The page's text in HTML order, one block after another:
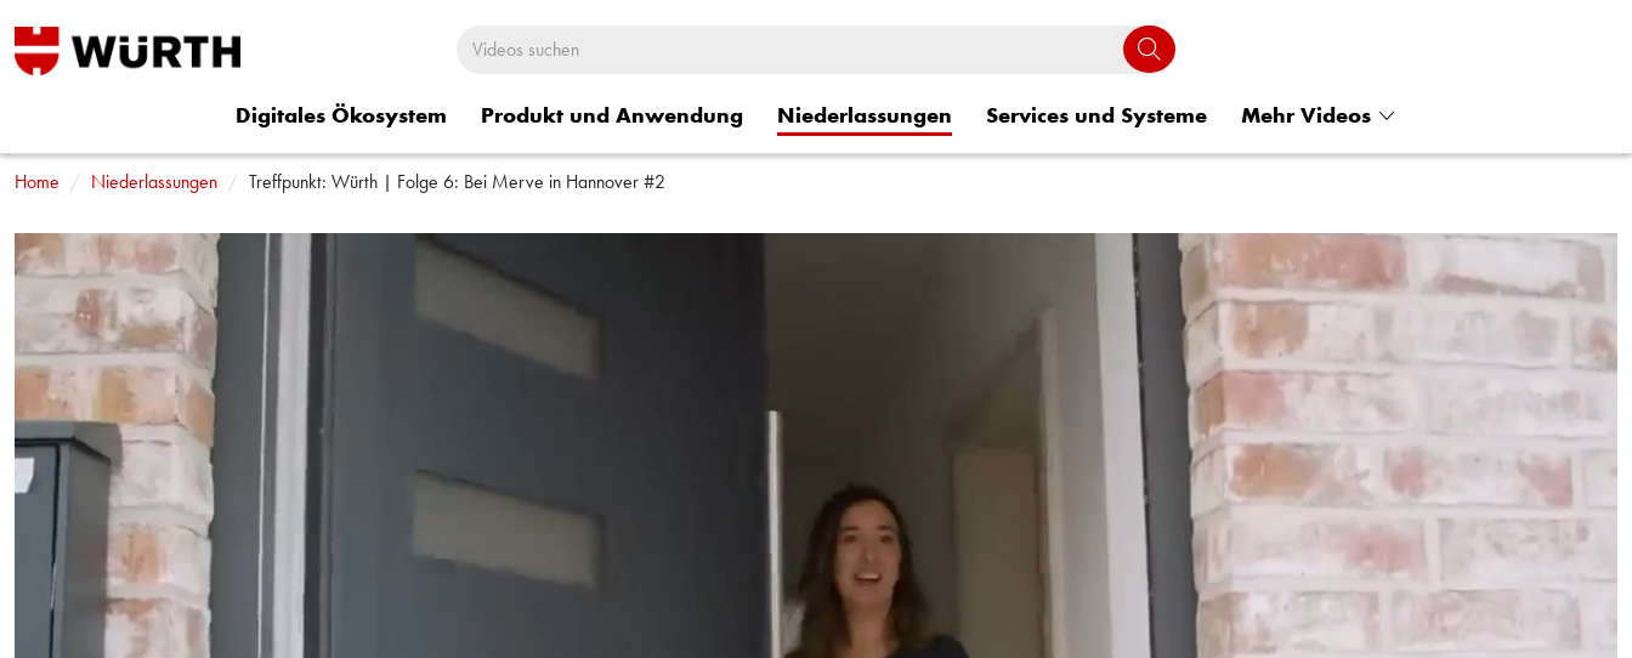
Digitales Ökosystem Produkt und Anwendung Niederlassungen Services und Systeme Mehr Videos
Rund um Würth Würth Shorts Würth Sitzbezüge Logistische Dienstleistung
Home Niederlassungen Treffpunkt: Würth | Folge 6: Bei Merve in Hannover #2